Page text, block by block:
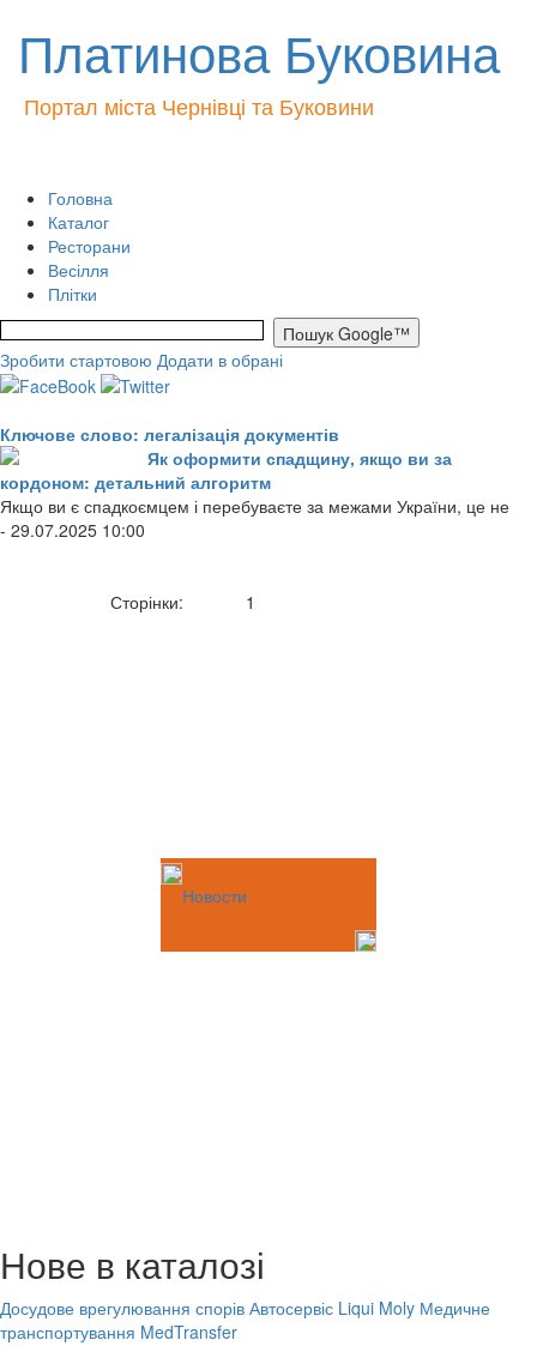
Платинова Буковина
Портал міста Чернівці та Буковини
Головна
Каталог
Ресторани
Весілля
Плітки
Зробити стартовою Додати в обрані
Ключове слово: легалізація документів
Як оформити спадщину, якщо ви за
кордоном: детальний алгоритм
Якщо ви є спадкоємцем і перебуваєте за межами України, це не
- 29.07.2025 10:00
Сторінки: 1
Новости
Нове в каталозі
Досудове врегулювання спорів Автосервіс Liqui Moly Медичне
транспортування MedTransfer